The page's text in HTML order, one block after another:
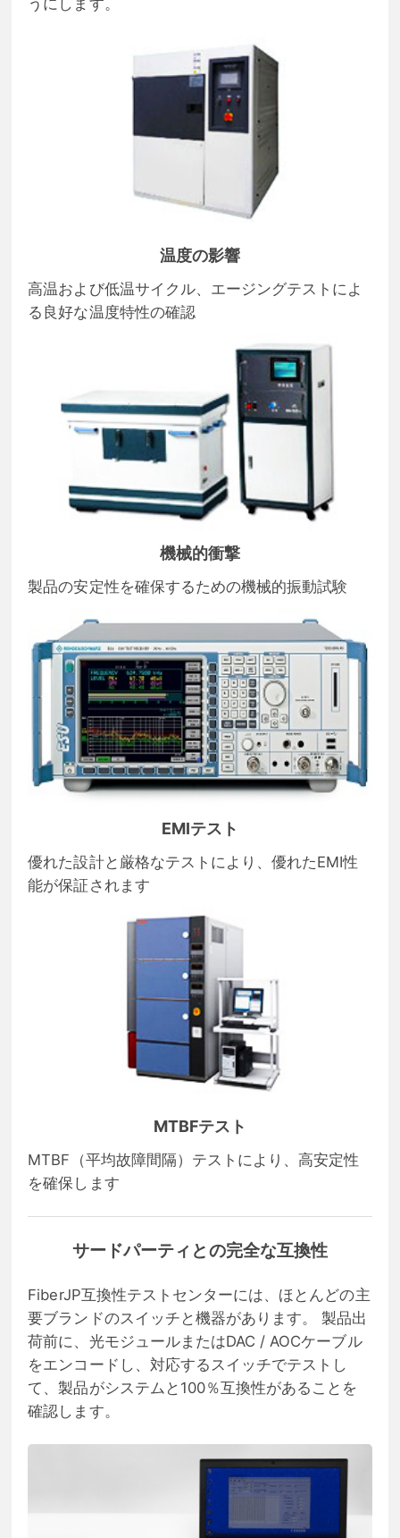
温度の影響
高温および低温サイクル、エージングテストによ
る良好な温度特性の確認
機械的衝撃
製品の安定性を確保するための機械的振動試験
EMIテスト
優れた設計と厳格なテストにより、優れたEMI性
能が保証されます
MTBFテスト
MTBF（平均故障間隔）テストにより、高安定性
を確保します
サードパーティとの完全な互換性
FiberJP互換性テストセンターには、ほとんどの主
要ブランドのスイッチと機器があります。 製品出
荷前に、光モジュールまたはDAC / AOCケーブル
をエンコードし、対応するスイッチでテストし
て、製品がシステムと100％互換性があることを
確認します。